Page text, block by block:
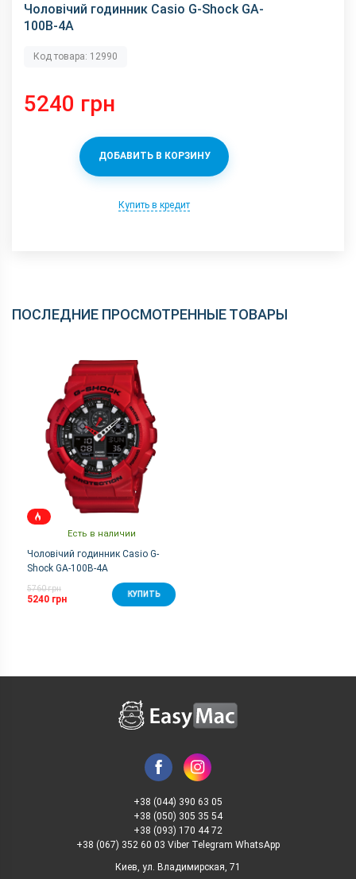
Чоловічий годинник Casio G-Shock GA-
100B-4A
Код товара: 12990
5240 грн
ДОБАВИТЬ В КОРЗИНУ
Купить в кредит
ПОСЛЕДНИЕ ПРОСМОТРЕННЫЕ ТОВАРЫ
Есть в наличии
Чоловічий годинник Casio G-
Shock GA-100B-4A
5760 грн
5240 грн КУПИТЬ
+38 (044) 390 63 05
+38 (050) 305 35 54
+38 (093) 170 44 72
+38 (067) 352 60 03 Viber Telegram WhatsApp
Киев, ул. Владимирская, 71